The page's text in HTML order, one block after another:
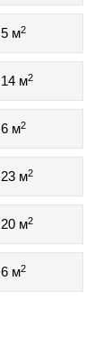
5 м2
14 м2
6 м2
23 м2
20 м2
6 м2